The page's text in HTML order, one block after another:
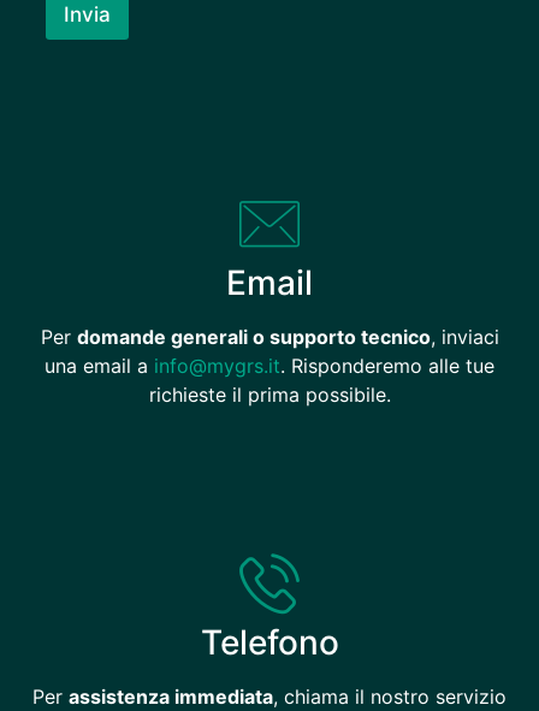
Invia
Email
Per domande generali o supporto tecnico, inviaci
una email a info@mygrs.it. Risponderemo alle tue
richieste il prima possibile.
Telefono
Per assistenza immediata, chiama il nostro servizio